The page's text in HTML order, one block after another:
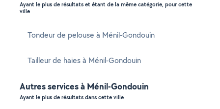
Ayant le plus de résultats et étant de la même catégorie, pour cette
ville
Tondeur de pelouse à Ménil-Gondouin
Tailleur de haies à Ménil-Gondouin
Autres services à Ménil-Gondouin
Ayant le plus de résultats dans cette ville